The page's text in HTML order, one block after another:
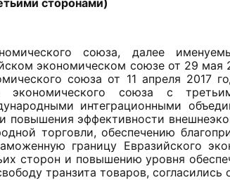
сторонами)
союза, далее
экономическом союзе от 29 мая
союза от 11 апреля 2017
экономического союза с
интеграционными
повышения эффективности
торговли, обеспечению
границу Евразийского
сторон и повышению уровня
транзита товаров,